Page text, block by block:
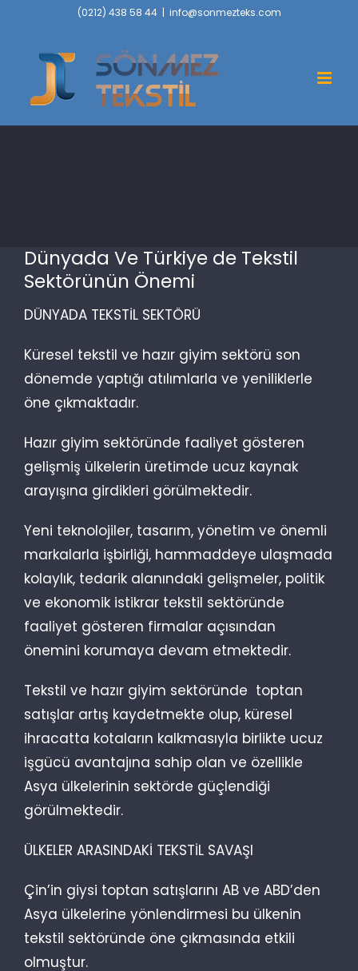
content
(0212) 438 58 44 | info@sonmezteks.com
Dünyada Ve Türkiye de Tekstil
Sektörünün Önemi
DÜNYADA TEKSTİL SEKTÖRÜ
Küresel tekstil ve hazır giyim sektörü son
dönemde yaptığı atılımlarla ve yeniliklerle
öne çıkmaktadır.
Hazır giyim sektöründe faaliyet gösteren
gelişmiş ülkelerin üretimde ucuz kaynak
arayışına girdikleri görülmektedir.
Yeni teknolojiler, tasarım, yönetim ve önemli
markalarla işbirliği, hammaddeye ulaşmada
kolaylık, tedarik alanındaki gelişmeler, politik
ve ekonomik istikrar tekstil sektöründe
faaliyet gösteren firmalar açısından
önemini korumaya devam etmektedir.
Tekstil ve hazır giyim sektöründe toptan
satışlar artış kaydetmekte olup, küresel
ihracatta kotaların kalkmasıyla birlikte ucuz
işgücü avantajına sahip olan ve özellikle
Asya ülkelerinin sektörde güçlendiği
görülmektedir.
ÜLKELER ARASINDAKİ TEKSTİL SAVAŞI
Çin’in giysi toptan satışlarını AB ve ABD’den
Asya ülkelerine yönlendirmesi bu ülkenin
tekstil sektöründe öne çıkmasında etkili
olmuştur.